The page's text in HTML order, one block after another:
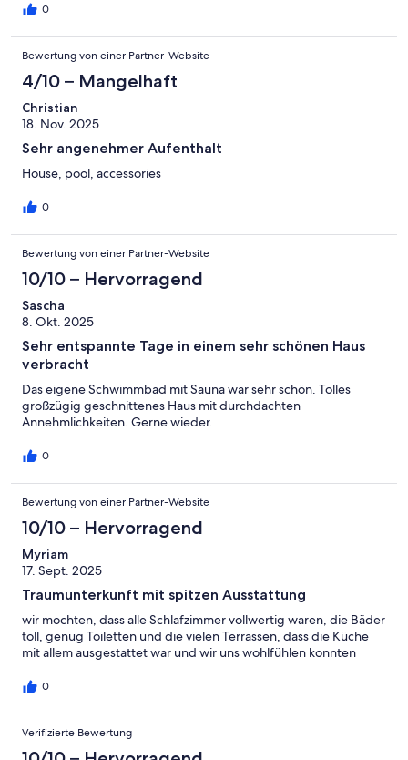
0
Bewertung von einer Partner-Website
4/10 – Mangelhaft
Christian
18. Nov. 2025
Sehr angenehmer Aufenthalt
House, pool, accessories
0
Bewertung von einer Partner-Website
10/10 – Hervorragend
Sascha
8. Okt. 2025
Sehr entspannte Tage in einem sehr schönen Haus
verbracht
Das eigene Schwimmbad mit Sauna war sehr schön. Tolles
großzügig geschnittenes Haus mit durchdachten
Annehmlichkeiten. Gerne wieder.
0
Bewertung von einer Partner-Website
10/10 – Hervorragend
Myriam
17. Sept. 2025
Traumunterkunft mit spitzen Ausstattung
wir mochten, dass alle Schlafzimmer vollwertig waren, die Bäder
toll, genug Toiletten und die vielen Terrassen, dass die Küche
mit allem ausgestattet war und wir uns wohlfühlen konnten
0
Verifizierte Bewertung